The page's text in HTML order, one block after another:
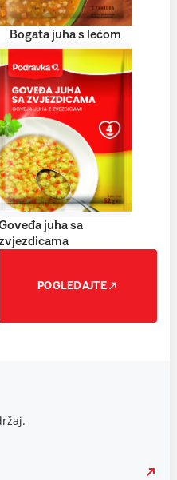
Bogata juha s lećom
juha sa
POGLEDAJTE